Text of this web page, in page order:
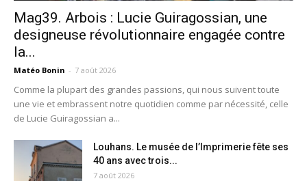
Mag39. Arbois : Lucie Guiragossian, une
designeuse révolutionnaire engagée contre
la...
Matéo Bonin - 7 août 2026
Comme la plupart des grandes passions, qui nous suivent toute
une vie et embrassent notre quotidien comme par nécessité, celle
de Lucie Guiragossian a...
Louhans. Le musée de l’Imprimerie fête ses
40 ans avec trois...
7 août 2026